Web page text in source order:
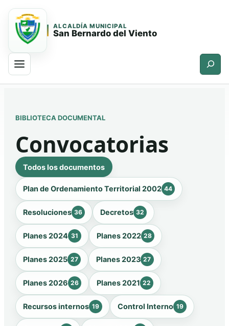
contenido
contenido
ALCALDÍA MUNICIPAL
San Bernardo del Viento
Buscar
BIBLIOTECA DOCUMENTAL
Convocatorias
Todos los documentos
Plan de Ordenamiento Territorial 2002 44
Resoluciones 36 Decretos 32
Planes 2024 31 Planes 2022 28
Planes 2025 27 Planes 2023 27
Planes 2026 26 Planes 2021 22
Recursos internos 19 Control Interno 19